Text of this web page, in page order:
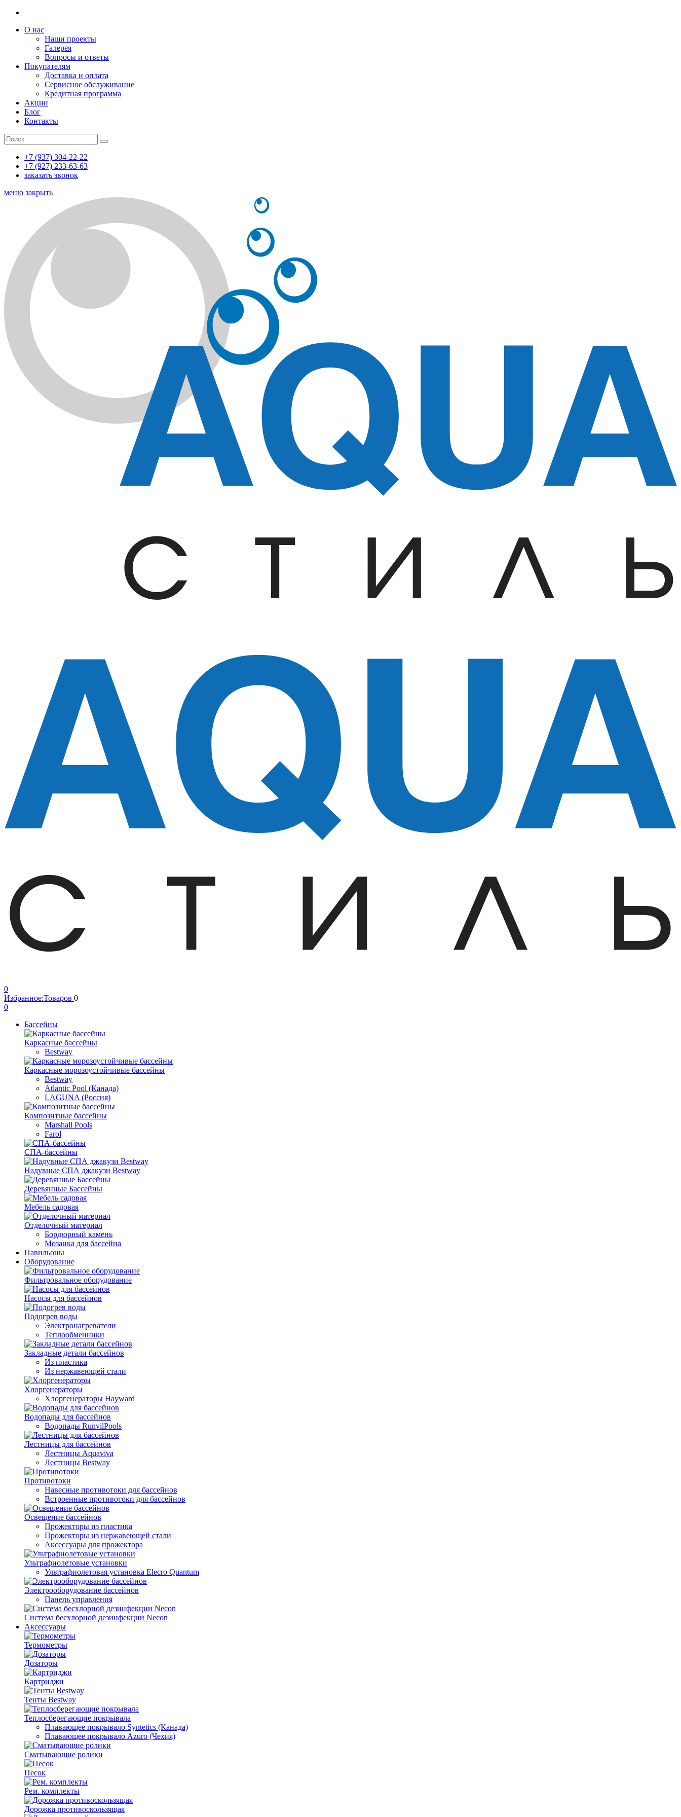
О нас
Наши проекты
Галерея
Вопросы и ответы
Покупателям
Доставка и оплата
Сервисное обслуживание
Кредитная программа
Акции
Блог
Контакты
+7 (937) 304-22-22
+7 (927) 233-63-63
заказать звонок
меню закрыть
0
Избранное:Товаров 0
0
Бассейны
Каркасные бассейны
Bestway
Каркасные морозоустойчивые бассейны
Bestway
Atlantic Pool (Канада)
LAGUNA (Россия)
Композитные бассейны
Marshall Pools
Farol
СПА-бассейны
Надувные СПА джакузи Bestway
Деревянные Бассейны
Мебель садовая
Отделочный материал
Бордюрный камень
Мозаика для бассейна
Павильоны
Оборудование
Фильтровальное оборудование
Насосы для бассейнов
Подогрев воды
Электронагреватели
Теплообменники
Закладные детали бассейнов
Из пластика
Из нержавеющей стали
Хлоргенераторы
Хлоргенераторы Hayward
Водопады для бассейнов
Водопады RunvilPools
Лестницы для бассейнов
Лестницы Aquaviva
Лестницы Bestway
Противотоки
Навесные противотоки для бассейнов
Встроенные противотоки для бассейнов
Освещение бассейнов
Прожекторы из пластика
Прожекторы из нержавеющей стали
Аксессуары для прожектора
Ультрафиолетовые установки
Ультрафиолетовая установка Elecro Quantum
Электрооборудование бассейнов
Панель управления
Система бесхлорной дезинфекции Necon
Аксессуары
Термометры
Дозаторы
Картриджи
Тенты Bestway
Теплосберегающие покрывала
Плавающее покрывало Syntetics (Канада)
Плавающее покрывало Azuro (Чехия)
Сматывающие ролики
Песок
Рем. комплекты
Дорожка противоскользящая